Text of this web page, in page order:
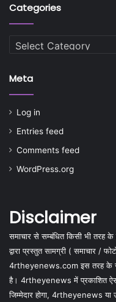
Categories
Categories
Meta
Log in
Entries feed
Comments feed
WordPress.org
Disclaimer
समाचार से सम्बंधित किसी भी तरह
द्वारा प्रस्तुत सामग्री ( समाचार /
4rtheyenews.com इस तरह के
है। 4rtheyenews में प्रकाशित
जिम्मेदार होगा, 4rtheyenews